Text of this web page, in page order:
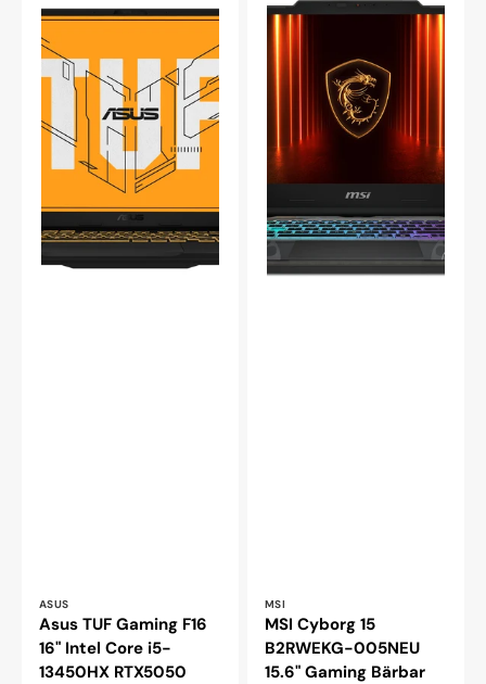
16"
Intel
Core
i5-
RTX5050
Leverantör:
ASUS
Asus TUF Gaming F16
16" Intel Core i5-
13450HX RTX5050
005NEU
15.6"
Gaming
Bärbar
Dator
Leverantör:
MSI
MSI Cyborg 15
B2RWEKG-005NEU
15.6" Gaming Bärbar